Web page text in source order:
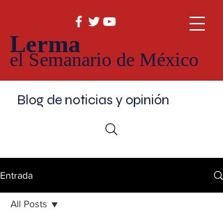
Lerma
el Semanario de México
Blog de noticias y opinión
Entrada
All Posts